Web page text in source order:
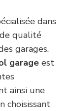
dans
qualité
garages.
garage est
ainsi une
choisissant